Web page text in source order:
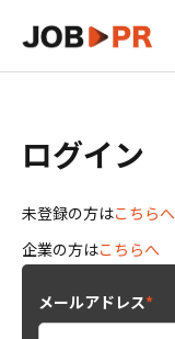
ログイン
未登録の方はこちらへ
企業の方はこちらへ
メールアドレス*